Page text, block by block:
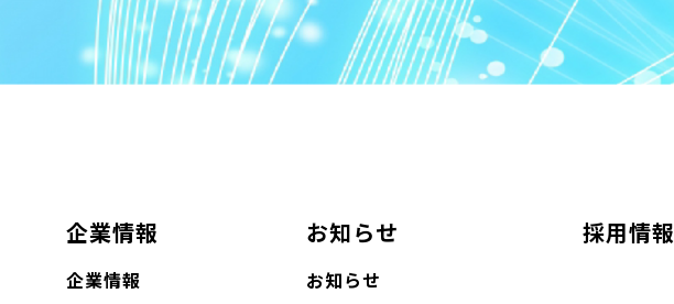
企業情報
企業情報
お知らせ
お知らせ
採用情報